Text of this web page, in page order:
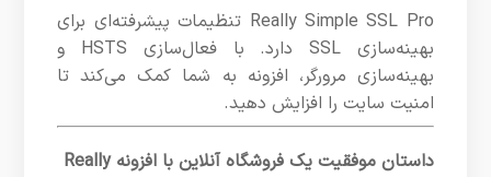
Really Simple SSL Pro تنظیمات پیشرفته‌ای برای
بهینه‌سازی SSL دارد. با فعال‌سازی HSTS و
بهینه‌سازی مرورگر، افزونه به شما کمک می‌کند تا
امنیت سایت را افزایش دهید.
داستان موفقیت یک فروشگاه آنلاین با افزونه Really